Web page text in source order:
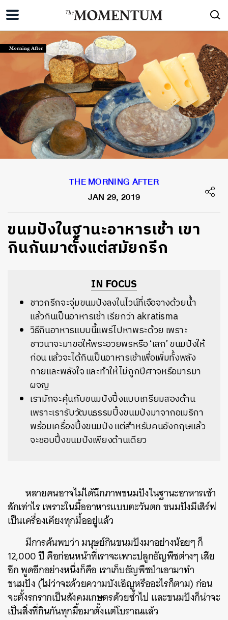
THE MORNING AFTER
JAN 29, 2019
ขนมปังในฐานะอาหารเช้า เขา
กินกันมาตั้งแต่สมัยกรีก
IN FOCUS
ชาวกรีกจะจุ่มขนมปังลงในไวน์ที่เจือจางด้วยน้ำ
แล้วกินเป็นอาหารเช้า เรียกว่า akratisma
วิธีกินอาหารแบบนี้แพร่ไปหาพระด้วย เพราะ
ชาวนาจะมาขอให้พระอวยพรหรือ ‘เสก’ ขนมปังให้
ก่อน แล้วจะได้กินเป็นอาหารเช้าเพื่อเพิ่มทั้งพลัง
กายและพลังใจ และทำให้ไม่ถูกปีศาจหรือมารมา
ผจญ
เรามักจะคุ้นกับขนมปังปิ้งแบบเกรียมสองด้าน
เพราะเรารับวัฒนธรรมปิ้งขนมปังมาจากอเมริกา
พร้อมเครื่องปิ้งขนมปัง แต่สำหรับคนอังกฤษแล้ว
จะชอบปิ้งขนมปังเพียงด้านเดียว
หลายคนอาจไม่ได้นึกภาพขนมปังในฐานะอาหารเช้า
สักเท่าไร เพราะในมื้ออาหารแบบตะวันตก ขนมปังมีเสิร์ฟ
เป็นเครื่องเคียงทุกมื้ออยู่แล้ว
มีการค้นพบว่า มนุษย์กินขนมปังมาอย่างน้อยๆ ก็
12,000 ปี คือก่อนหน้าที่เราจะเพาะปลูกธัญพืชต่างๆ เสีย
อีก พูดอีกอย่างหนึ่งก็คือ เราเก็บธัญพืชป่าเอามาทำ
ขนมปัง (ไม่ว่าจะด้วยความบังเอิญหรืออะไรก็ตาม) ก่อน
จะตั้งรกรากเป็นสังคมเกษตรด้วยซ้ำไป และขนมปังก็น่าจะ
เป็นสิ่งที่กินกันทุกมื้อมาตั้งแต่โบราณแล้ว